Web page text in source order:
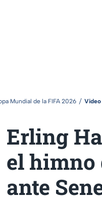
Mundial de la FIFA 2026 Video
Erling
el himno
ante